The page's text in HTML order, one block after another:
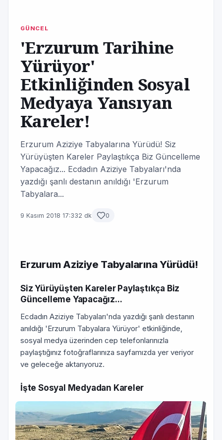
GÜNCEL
'Erzurum Tarihine
Yürüyor'
Etkinliğinden Sosyal
Medyaya Yansıyan
Kareler!
Erzurum Aziziye Tabyalarına Yürüdü! Siz
Yürüyüşten Kareler Paylaştıkça Biz Güncelleme
Yapacağız... Ecdadın Aziziye Tabyaları'nda
yazdığı şanlı destanın anıldığı 'Erzurum
Tabyalara...
9 Kasım 2018 17:332 dk 0
Erzurum Aziziye Tabyalarına Yürüdü!
Siz Yürüyüşten Kareler Paylaştıkça Biz
Güncelleme Yapacağız...
Ecdadın Aziziye Tabyaları'nda yazdığı şanlı destanın
anıldığı 'Erzurum Tabyalara Yürüyor' etkinliğinde,
sosyal medya üzerinden cep telefonlarınızla
paylaştığınız fotoğraflarınıza sayfamızda yer veriyor
ve geleceğe aktarıyoruz.
İşte Sosyal Medyadan Kareler